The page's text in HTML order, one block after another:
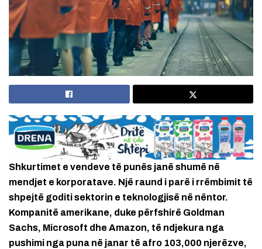
Shkurtimet e vendeve të punës janë shumë në
mendjet e korporatave. Një raund i parë i rrëmbimit të
shpejtë goditi sektorin e teknologjisë në nëntor.
Kompanitë amerikane, duke përfshirë Goldman
Sachs, Microsoft dhe Amazon, të ndjekura nga
pushimi nga puna në janar të afro 103,000 njerëzve,